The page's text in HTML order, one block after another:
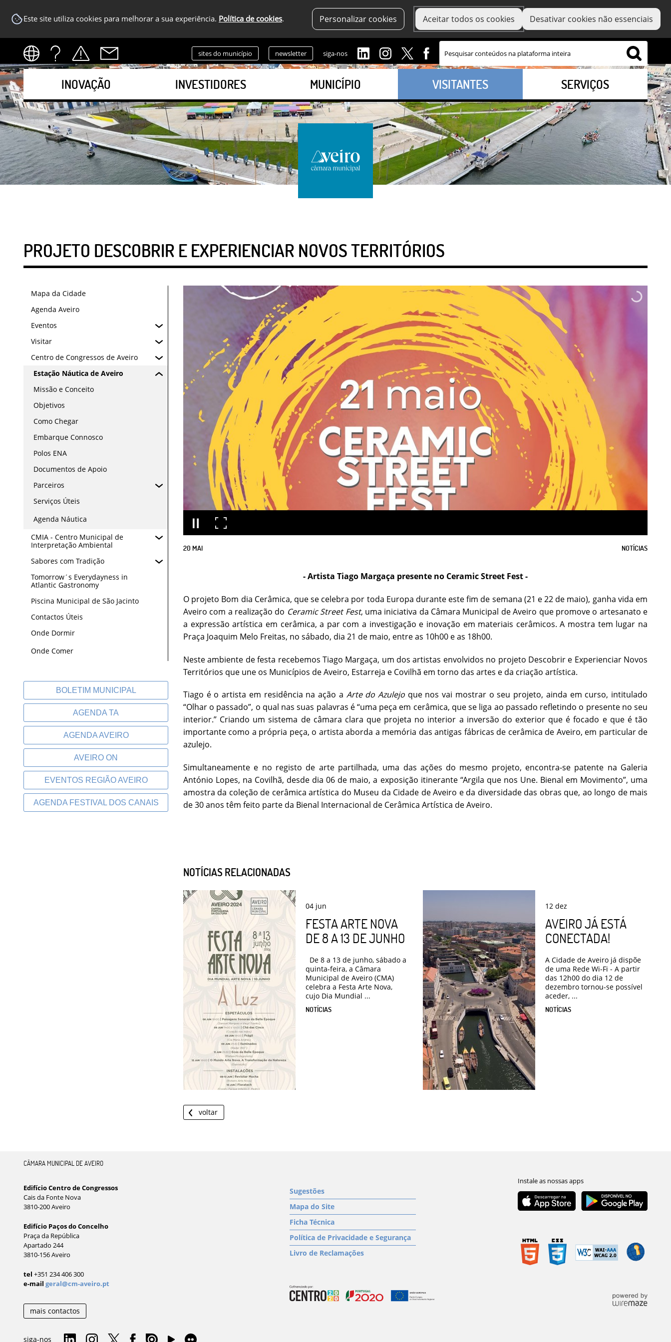
Este site utiliza cookies para melhorar a sua experiência. Política de cookies. Personalizar cookies Aceitar todos os cookies Desativar cookies não essenciais
sites do município newsletter siga-nos
INOVAÇÃO INVESTIDORES MUNICÍPIO VISITANTES SERVIÇOS
PROJETO DESCOBRIR E EXPERIENCIAR NOVOS TERRITÓRIOS
Mapa da Cidade
Agenda Aveiro
Eventos
Visitar
Centro de Congressos de Aveiro
Estação Náutica de Aveiro
Missão e Conceito
Objetivos
Como Chegar
Embarque Connosco
Polos ENA
Documentos de Apoio
Parceiros
Serviços Úteis
Agenda Náutica
CMIA - Centro Municipal de
Interpretação Ambiental
Sabores com Tradição
Tomorrow´s Everydayness in
Atlantic Gastronomy
Piscina Municipal de São Jacinto
Contactos Úteis
Onde Dormir
Onde Comer
BOLETIM MUNICIPAL
AGENDA TA
AGENDA AVEIRO
AVEIRO ON
EVENTOS REGIÃO AVEIRO
AGENDA FESTIVAL DOS CANAIS
20 MAI NOTÍCIAS
- Artista Tiago Margaça presente no Ceramic Street Fest -
O projeto Bom dia Cerâmica, que se celebra por toda Europa durante este fim de semana (21 e 22 de maio), ganha vida em
Aveiro com a realização do Ceramic Street Fest, uma iniciativa da Câmara Municipal de Aveiro que promove o artesanato e
a expressão artística em cerâmica, a par com a investigação e inovação em materiais cerâmicos. A mostra tem lugar na
Praça Joaquim Melo Freitas, no sábado, dia 21 de maio, entre as 10h00 e as 18h00.
Neste ambiente de festa recebemos Tiago Margaça, um dos artistas envolvidos no projeto Descobrir e Experienciar Novos
Territórios que une os Municípios de Aveiro, Estarreja e Covilhã em torno das artes e da criação artística.
Tiago é o artista em residência na ação a Arte do Azulejo que nos vai mostrar o seu projeto, ainda em curso, intitulado
“Olhar o passado”, o qual nas suas palavras é “uma peça em cerâmica, que se liga ao passado refletindo o presente no seu
interior.” Criando um sistema de câmara clara que projeta no interior a inversão do exterior que é focado e que é tão
importante como a própria peça, o artista aborda a memória das antigas fábricas de cerâmica de Aveiro, em particular de
azulejo.
Simultaneamente e no registo de arte partilhada, uma das ações do mesmo projeto, encontra-se patente na Galeria
António Lopes, na Covilhã, desde dia 06 de maio, a exposição itinerante “Argila que nos Une. Bienal em Movimento”, uma
amostra da coleção de cerâmica artística do Museu da Cidade de Aveiro e da diversidade das obras que, ao longo de mais
de 30 anos têm feito parte da Bienal Internacional de Cerâmica Artística de Aveiro.
NOTÍCIAS RELACIONADAS
04 jun
FESTA ARTE NOVA
DE 8 A 13 DE JUNHO
De 8 a 13 de junho, sábado a
quinta-feira, a Câmara
Municipal de Aveiro (CMA)
celebra a Festa Arte Nova,
cujo Dia Mundial ...
NOTÍCIAS
12 dez
AVEIRO JÁ ESTÁ
CONECTADA!
A Cidade de Aveiro já dispõe
de uma Rede Wi-Fi - A partir
das 12h00 do dia 12 de
dezembro tornou-se possível
aceder, ...
NOTÍCIAS
voltar
CÂMARA MUNICIPAL DE AVEIRO
Edifício Centro de Congressos
Cais da Fonte Nova
3810-200 Aveiro
Edifício Paços do Concelho
Praça da República
Apartado 244
3810-156 Aveiro
tel +351 234 406 300
e-mail geral@cm-aveiro.pt
mais contactos
siga-nos
Sugestões
Mapa do Site
Ficha Técnica
Política de Privacidade e Segurança
Livro de Reclamações